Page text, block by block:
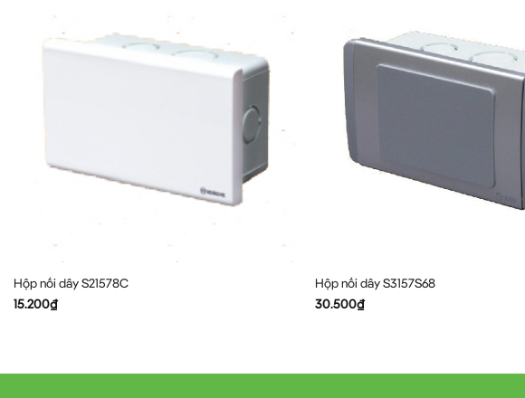
Hộp nối dây S21578C
15.200₫
Hộp nối dây S3157S68
30.500₫